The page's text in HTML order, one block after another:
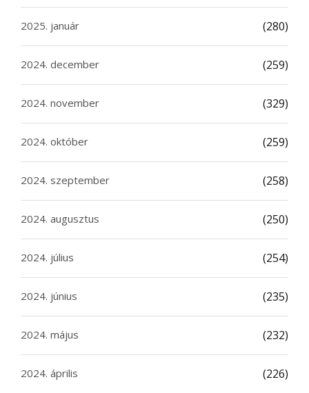
2025. január (280)
2024. december (259)
2024. november (329)
2024. október (259)
2024. szeptember (258)
2024. augusztus (250)
2024. július (254)
2024. június (235)
2024. május (232)
2024. április (226)